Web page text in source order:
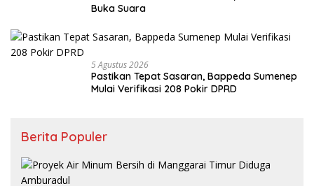
Buka Suara
5 Agustus 2026
Pastikan Tepat Sasaran, Bappeda Sumenep
Mulai Verifikasi 208 Pokir DPRD
Berita Populer